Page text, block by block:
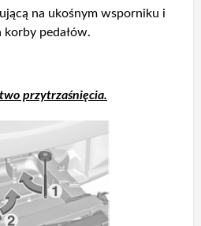
na ukośnym wsporniku i
korby pedałów.
przytrzaśnięcia.